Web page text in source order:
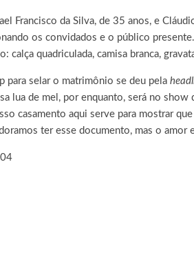
Francisco da Silva, de 35 anos, e
os convidados e o público
calça quadriculada, camisa branca,
para selar o matrimônio se deu pela
lua de mel, por enquanto, será no show
casamento aqui serve para mostrar
ter esse documento, mas o amor